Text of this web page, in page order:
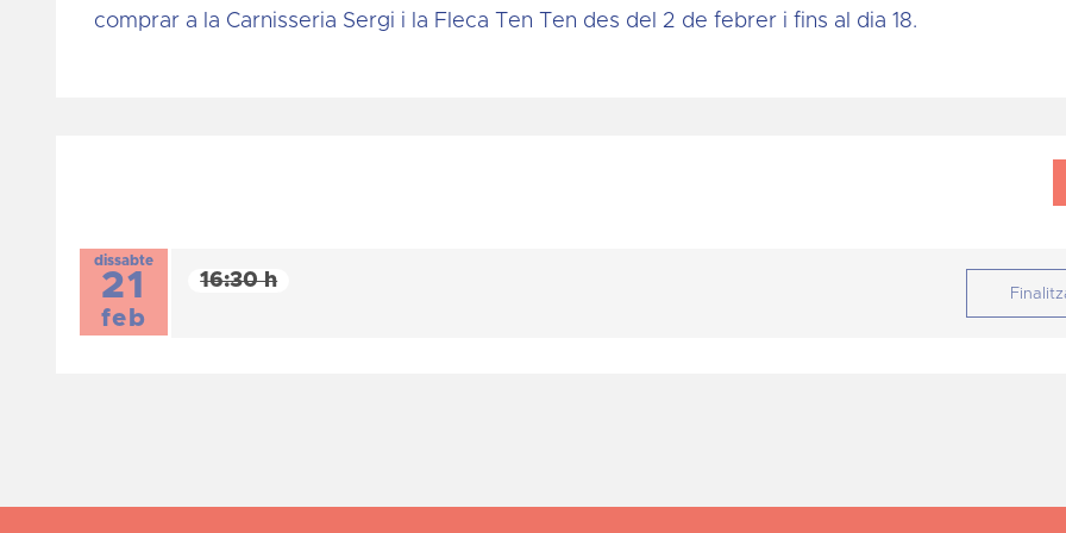
comprar a la Carnisseria Sergi i la Fleca Ten Ten des del 2 de febrer i fins al dia 18.
dissabte
21
feb
16:30 h